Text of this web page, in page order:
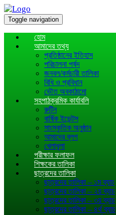
Toggle navigation
হোম
আমাদের তথ্য
প্রতিষ্ঠানের ইতিহাস
পরিচালনা পর্ষদ
জনবল/কর্মচারী তালিকা
বিধি ও প্রবিধান
ভৌত অবকাঠামো
সহপাঠক্রমিক কার্যাবলি
রুটিন
বার্ষিক ইভেন্টস
সাংস্কৃতিক অনুষ্ঠান
আমাদের ব্লগ
খেলাধূলা
পরীক্ষার ফলাফল
শিক্ষকের তালিকা
ছাত্রদের তালিকা
ছাত্রদের তালিকা – ১ম ব্যাচ
ছাত্রদের তালিকা – ২য় ব্যাচ
ছাত্রদের তালিকা – ৩য় ব্যাচ
ছাত্রদের তালিকা – ৪র্থ ব্যাচ